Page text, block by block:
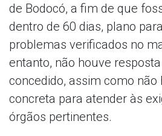
de Bodocó, a fim de que
dentro de 60 dias, plano
problemas verificados no
entanto, não houve
concedido, assim como não
concreta para atender às
órgãos pertinentes.